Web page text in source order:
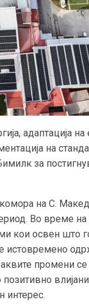
адаптација на
на
за
на С.
Во време
кои освен што
истовремено
промени се
интерес.